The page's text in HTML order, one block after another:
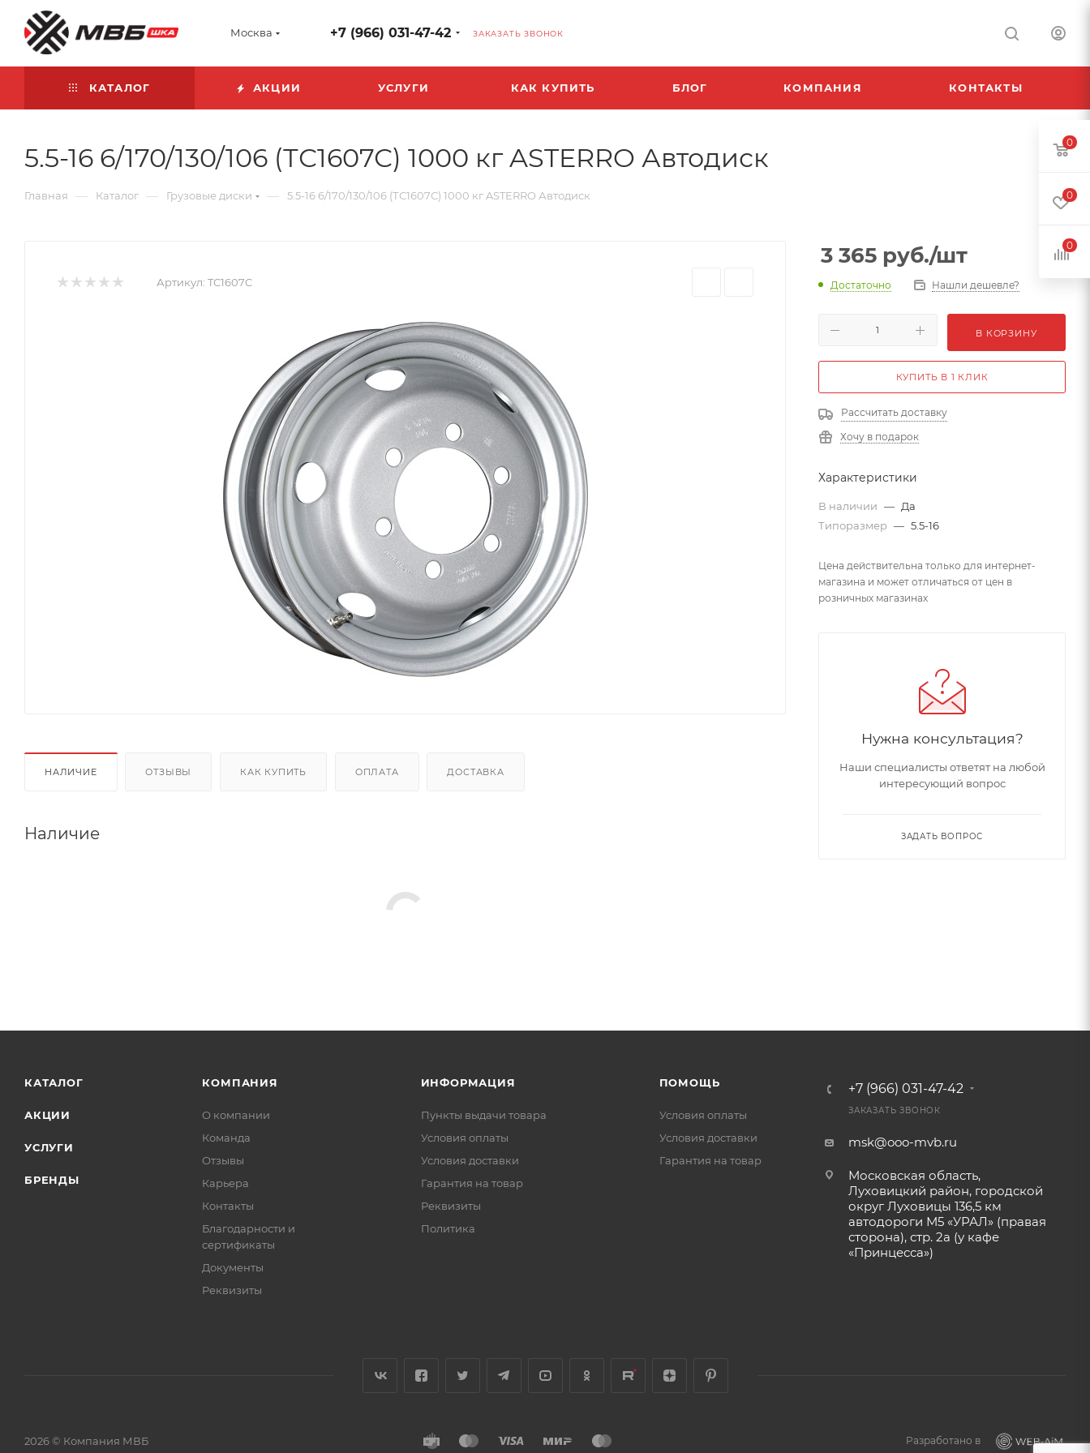
Москва +7 (966) 031-47-42 ЗАКАЗАТЬ ЗВОНОК
КАТАЛОГ АКЦИИ УСЛУГИ КАК КУПИТЬ БЛОГ КОМПАНИЯ КОНТАКТЫ
5.5-16 6/170/130/106 (ТС1607С) 1000 кг ASTERRO Автодиск
Главная — Каталог — Грузовые диски — 5.5-16 6/170/130/106 (ТС1607С) 1000 кг ASTERRO Автодиск
Артикул: TC1607C
НАЛИЧИЕ ОТЗЫВЫ КАК КУПИТЬ ОПЛАТА ДОСТАВКА
Наличие
3 365 руб./шт
Достаточно Нашли дешевле?
В КОРЗИНУ
КУПИТЬ В 1 КЛИК
Рассчитать доставку
Хочу в подарок
Характеристики
В наличии — Да
Типоразмер — 5.5-16
Цена действительна только для интернет-
магазина и может отличаться от цен в
розничных магазинах
Нужна консультация?
Наши специалисты ответят на любой
интересующий вопрос
ЗАДАТЬ ВОПРОС
КАТАЛОГ
АКЦИИ
УСЛУГИ
БРЕНДЫ
КОМПАНИЯ
О компании
Команда
Отзывы
Карьера
Контакты
Благодарности и
сертификаты
Документы
Реквизиты
ИНФОРМАЦИЯ
Пункты выдачи товара
Условия оплаты
Условия доставки
Гарантия на товар
Реквизиты
Политика
ПОМОЩЬ
Условия оплаты
Условия доставки
Гарантия на товар
+7 (966) 031-47-42
ЗАКАЗАТЬ ЗВОНОК
msk@ooo-mvb.ru
Московская область,
Луховицкий район, городской
округ Луховицы 136,5 км
автодороги М5 «УРАЛ» (правая
сторона), стр. 2а (у кафе
«‎Принцесса»)
2026 © Компания МВБ Разработано в
0
0
0